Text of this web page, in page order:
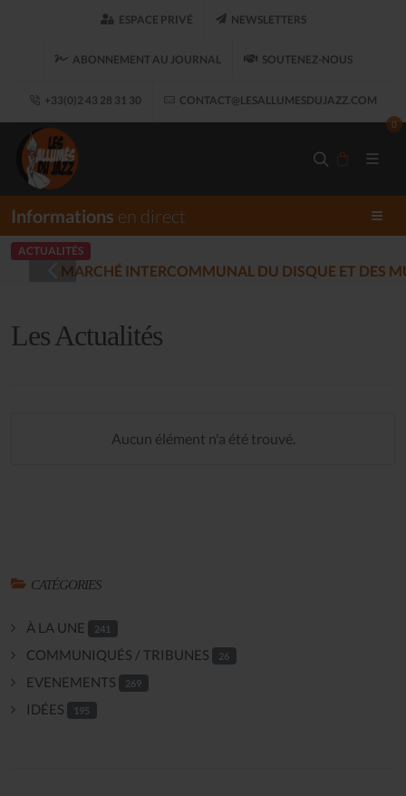
ESPACE PRIVÉ NEWSLETTERS
ABONNEMENT AU JOURNAL SOUTENEZ-NOUS
+33(0)2 43 28 31 30 CONTACT@LESALLUMESDUJAZZ.COM
0
Informations en direct
ACTUALITÉS
12-17) LES ALLUMÉS
Les Actualités
Aucun élément n'a été trouvé.
CATÉGORIES
À LA UNE 241
COMMUNIQUÉS / TRIBUNES 26
EVENEMENTS 269
IDÉES 195